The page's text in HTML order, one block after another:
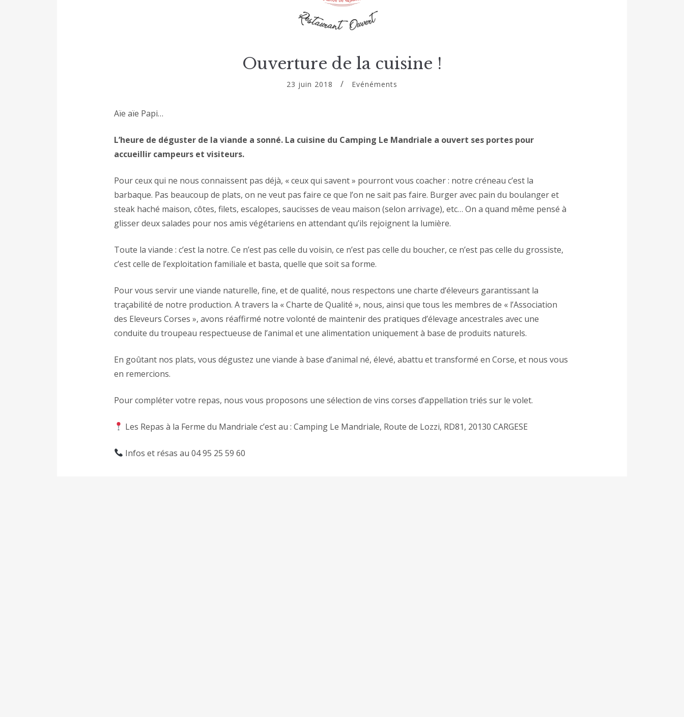
Ouverture de la cuisine !
23 juin 2018 Evénéments
Aïe aïe Papi…
L’heure de déguster de la viande a sonné. La cuisine du Camping Le Mandriale a ouvert ses portes pour
accueillir campeurs et visiteurs.
Pour ceux qui ne nous connaissent pas déjà, « ceux qui savent » pourront vous coacher : notre créneau c’est la
barbaque. Pas beaucoup de plats, on ne veut pas faire ce que l’on ne sait pas faire. Burger avec pain du boulanger et
steak haché maison, côtes, filets, escalopes, saucisses de veau maison (selon arrivage), etc… On a quand même pensé à
glisser deux salades pour nos amis végétariens en attendant qu’ils rejoignent la lumière.
Toute la viande : c’est la notre. Ce n’est pas celle du voisin, ce n’est pas celle du boucher, ce n’est pas celle du grossiste,
c’est celle de l’exploitation familiale et basta, quelle que soit sa forme.
Pour vous servir une viande naturelle, fine, et de qualité, nous respectons une charte d’éleveurs garantissant la
traçabilité de notre production. A travers la « Charte de Qualité », nous, ainsi que tous les membres de « l’Association
des Eleveurs Corses », avons réaffirmé notre volonté de maintenir des pratiques d’élevage ancestrales avec une
conduite du troupeau respectueuse de l’animal et une alimentation uniquement à base de produits naturels.
En goûtant nos plats, vous dégustez une viande à base d’animal né, élevé, abattu et transformé en Corse, et nous vous
en remercions.
Pour compléter votre repas, nous vous proposons une sélection de vins corses d’appellation triés sur le volet.
Les Repas à la Ferme du Mandriale c’est au : Camping Le Mandriale, Route de Lozzi, RD81, 20130 CARGESE
Infos et résas au 04 95 25 59 60